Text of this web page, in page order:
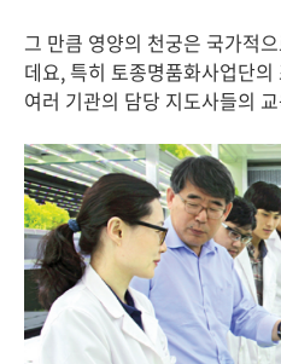
그 만큼 영양의 천궁은 국가적
데요, 특히 토종명품화사업단
여러 기관의 담당 지도사들의